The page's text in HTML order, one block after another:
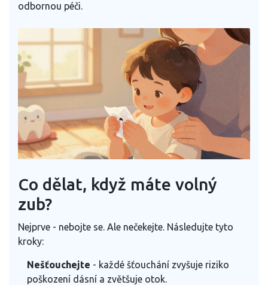
odbornou péči.
Co dělat, když máte volný
zub?
Nejprve - nebojte se. Ale nečekejte. Následujte tyto
kroky:
Nešťouchejte - každé šťouchání zvyšuje riziko
poškození dásní a zvětšuje otok.